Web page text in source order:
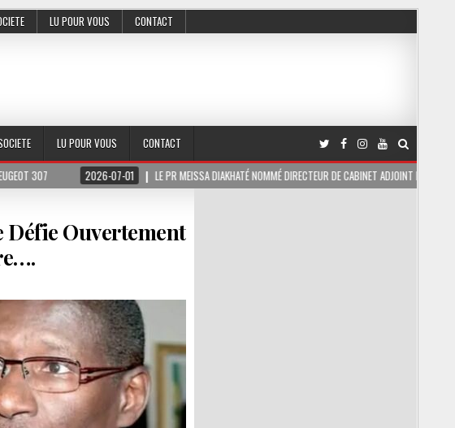
LU POUR VOUS CONTACT
LU POUR VOUS
CONTACT
2026-07-01 LE PR MEISSA DIAKHATÉ NOMMÉ DIRECTEUR DE CABINET ADJOINT DU PRÉSIDENT DE LA
Ouvertement